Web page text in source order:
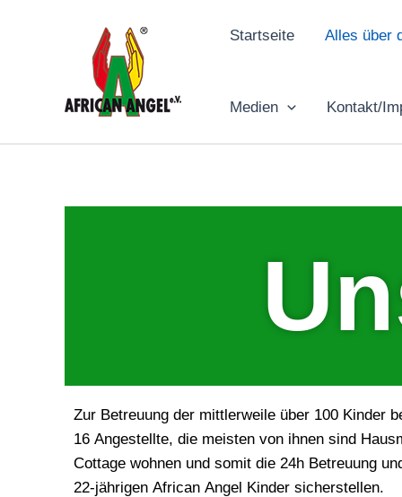
Startseite Alles über
Medien Kontakt/
Zur Betreuung der mittlerweile über 100 Kinder
16 Angestellte, die meisten von ihnen sind
Cottage wohnen und somit die 24h Betreuung
22-jährigen African Angel Kinder sicherstellen.